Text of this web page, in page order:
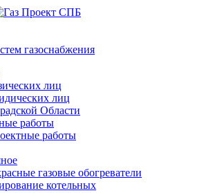
газоснабжения
лиц
лиц
Области
работы
работы
газовые обогреватели
котельных